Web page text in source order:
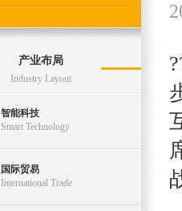
产业布局
Industry Layout
地产开发
智能科技
Smart Technology
国际贸易
International Trade